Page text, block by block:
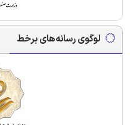
لوگوی رسانه‌های برخط